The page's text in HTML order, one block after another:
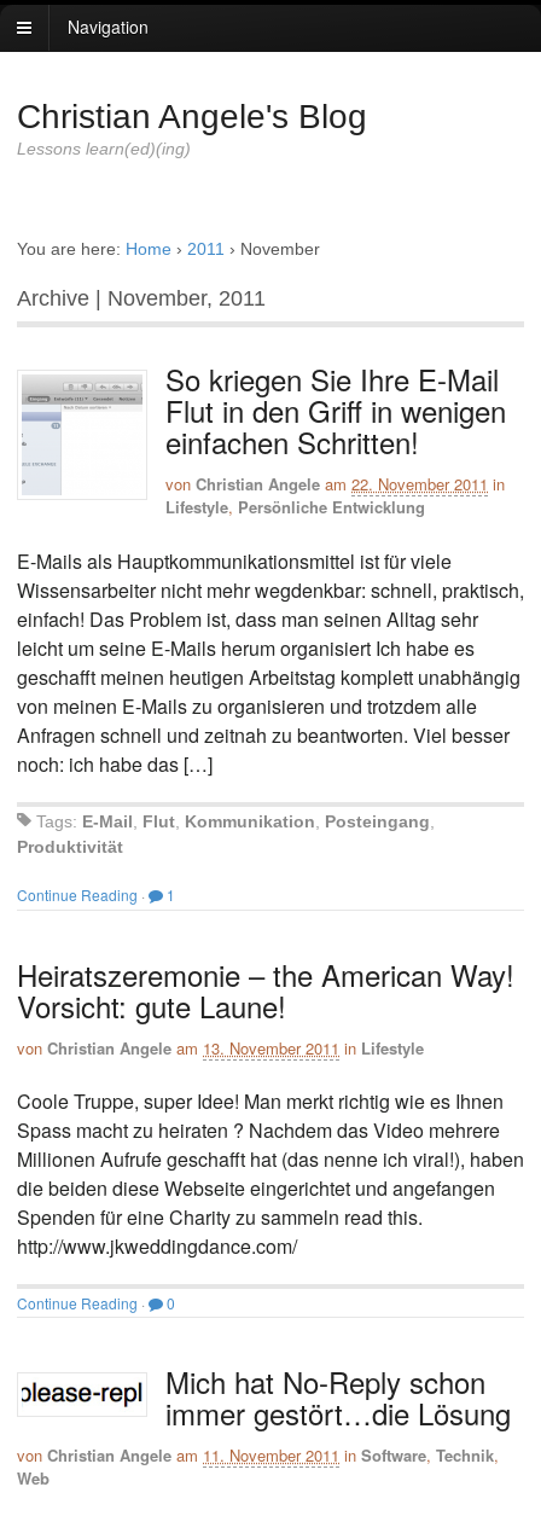
Navigation
Christian Angele's Blog
Lessons learn(ed)(ing)
You are here: Home › 2011 › November
Archive | November, 2011
So kriegen Sie Ihre E-Mail
Flut in den Griff in wenigen
einfachen Schritten!
von Christian Angele am 22. November 2011 in
Lifestyle, Persönliche Entwicklung
E-Mails als Hauptkommunikationsmittel ist für viele
Wissensarbeiter nicht mehr wegdenkbar: schnell, praktisch,
einfach! Das Problem ist, dass man seinen Alltag sehr
leicht um seine E-Mails herum organisiert Ich habe es
geschafft meinen heutigen Arbeitstag komplett unabhängig
von meinen E-Mails zu organisieren und trotzdem alle
Anfragen schnell und zeitnah zu beantworten. Viel besser
noch: ich habe das […]
Tags: E-Mail, Flut, Kommunikation, Posteingang,
Produktivität
Continue Reading · 1
Heiratszeremonie – the American Way!
Vorsicht: gute Laune!
von Christian Angele am 13. November 2011 in Lifestyle
Coole Truppe, super Idee! Man merkt richtig wie es Ihnen
Spass macht zu heiraten ? Nachdem das Video mehrere
Millionen Aufrufe geschafft hat (das nenne ich viral!), haben
die beiden diese Webseite eingerichtet und angefangen
Spenden für eine Charity zu sammeln read this.
http://www.jkweddingdance.com/
Continue Reading · 0
Mich hat No-Reply schon
immer gestört…die Lösung
von Christian Angele am 11. November 2011 in Software, Technik,
Web